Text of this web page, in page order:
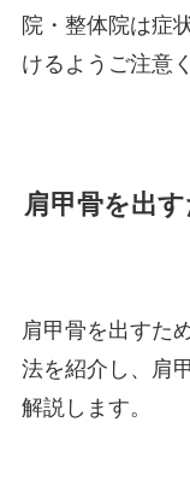
院・整体院は症
けるようご注意
肩甲骨を出
肩甲骨を出すた
法を紹介し、肩
解説します。